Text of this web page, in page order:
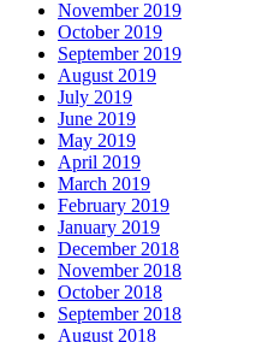
November 2019
October 2019
September 2019
August 2019
July 2019
June 2019
May 2019
April 2019
March 2019
February 2019
January 2019
December 2018
November 2018
October 2018
September 2018
August 2018